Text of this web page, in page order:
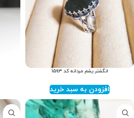
انگشتر یشم مردانه کد ۱۵۹۳
افزودن به سبد خرید